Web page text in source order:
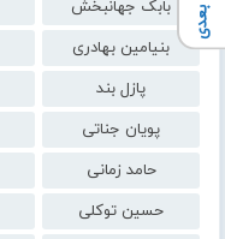
بابک جهانبخش
بنیامین بهادری
پازل بند
پویان جناتی
حامد زمانی
حسین توکلی